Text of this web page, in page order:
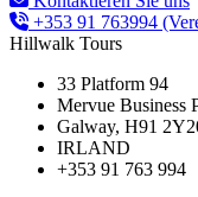
+353 91 763994
Hillwalk Tours
33 Platform 94
Mervue Business
Galway, H91
IRLAND
+353 91 763 994